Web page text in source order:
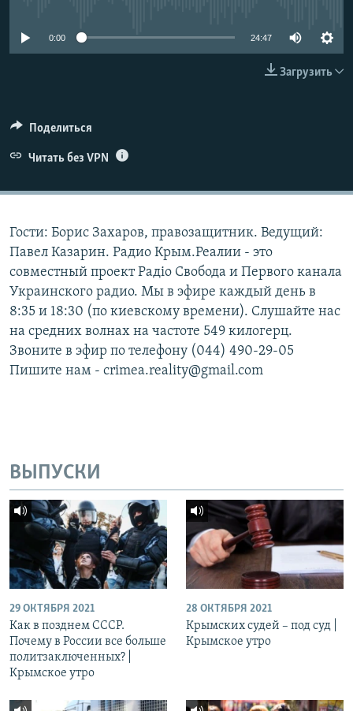
УКРАИНСКАЯ ПРОБЛЕМА КРЫМА
0:00 24:47
Загрузить
Поделиться
Читать без VPN
Гости: Борис Захаров, правозащитник. Ведущий:
Павел Казарин. Радио Крым.Реалии - это
совместный проект Радіо Свобода и Первого канала
Украинского радио. Мы в эфире каждый день в
8:35 и 18:30 (по киевскому времени). Слушайте нас
на средних волнах на частоте 549 килогерц.
Звоните в эфир по телефону (044) 490-29-05
Пишите нам - crimea.reality@gmail.com
ВЫПУСКИ
29 ОКТЯБРЯ 2021
Как в позднем СССР.
Почему в России все больше
политзаключенных? |
Крымское утро
28 ОКТЯБРЯ 2021
Крымских судей – под суд |
Крымское утро